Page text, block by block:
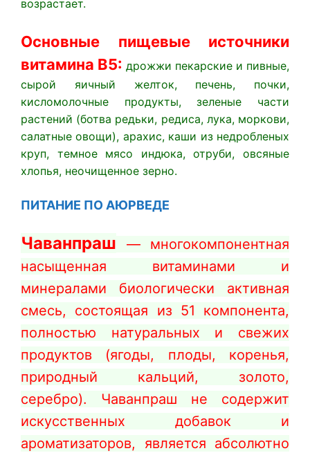
возрастает.
Основные пищевые источники
витамина B5: дрожжи пекарские и пивные,
сырой яичный желток, печень, почки,
кисломолочные продукты, зеленые части
растений (ботва редьки, редиса, лука, моркови,
салатные овощи), арахис, каши из недробленых
круп, темное мясо индюка, отруби, овсяные
хлопья, неочищенное зерно.
ПИТАНИЕ ПО АЮРВЕДЕ
Чаванпраш — многокомпонентная
насыщенная витаминами и
минералами биологически активная
смесь, состоящая из 51 компонента,
полностью натуральных и свежих
продуктов (ягоды, плоды, коренья,
природный кальций, золото,
серебро). Чаванпраш не содержит
искусственных добавок и
ароматизаторов, является абсолютно